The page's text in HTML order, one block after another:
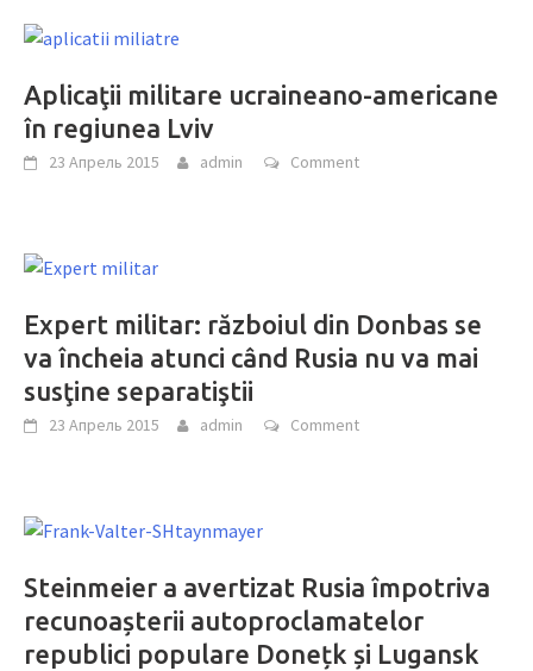
Aplicaţii militare ucraineano-americane
în regiunea Lviv
23 Апрель 2015 admin Comment
Expert militar: războiul din Donbas se
va încheia atunci când Rusia nu va mai
susţine separatiştii
23 Апрель 2015 admin Comment
Steinmeier a avertizat Rusia împotriva
recu­noașterii auto­proc­lamatelor
republici populare Donețk și Lugansk